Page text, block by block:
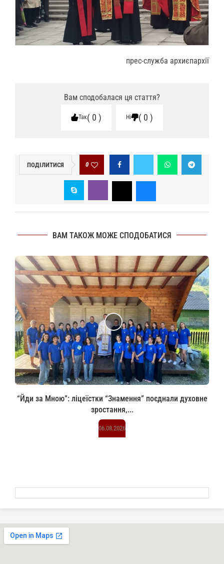
прес-служба архиєпархії
Вам сподобалася ця стаття?
Так 0 Ні 0
ПОДІЛИТИСЯ 0
ВАМ ТАКОЖ МОЖЕ СПОДОБАТИСЯ
“Йди за Мною”: ліцеїстки “Знамення” поєднали духовне
зростання,...
06.08.2026